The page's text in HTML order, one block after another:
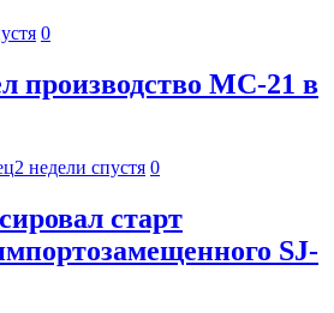
0
производство МС-21 в
2 недели спустя 0
старт
SJ-